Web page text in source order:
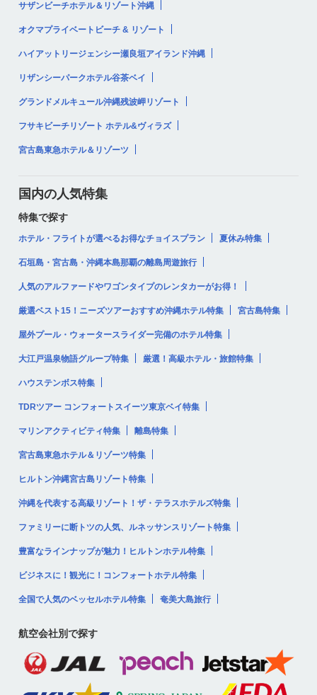
サザンビーチホテル＆リゾート沖縄
オクマプライベートビーチ & リゾート
ハイアットリージェンシー瀬良垣アイランド沖縄
リザンシーパークホテル谷茶ベイ
グランドメルキュール沖縄残波岬リゾート
フサキビーチリゾート ホテル&ヴィラズ
宮古島東急ホテル＆リゾーツ
国内の人気特集
特集で探す
ホテル・フライトが選べるお得なチョイスプラン 夏休み特集
石垣島・宮古島・沖縄本島那覇の離島周遊旅行
人気のアルファードやワゴンタイプのレンタカーがお得！
厳選ベスト15！ニーズツアーおすすめ沖縄ホテル特集 宮古島特集
屋外プール・ウォータースライダー完備のホテル特集
大江戸温泉物語グループ特集 厳選！高級ホテル・旅館特集
ハウステンボス特集
TDRツアー コンフォートスイーツ東京ベイ特集
マリンアクティビティ特集 離島特集
宮古島東急ホテル＆リゾーツ特集
ヒルトン沖縄宮古島リゾート特集
沖縄を代表する高級リゾート！ザ・テラスホテルズ特集
ファミリーに断トツの人気、ルネッサンスリゾート特集
豊富なラインナップが魅力！ヒルトンホテル特集
ビジネスに！観光に！コンフォートホテル特集
全国で人気のベッセルホテル特集 奄美大島旅行
航空会社別で探す